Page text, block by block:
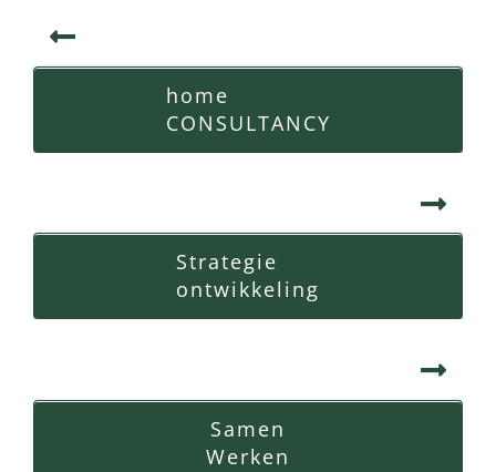
home
CONSULTANCY
Strategie
ontwikkeling
Samen
Werken